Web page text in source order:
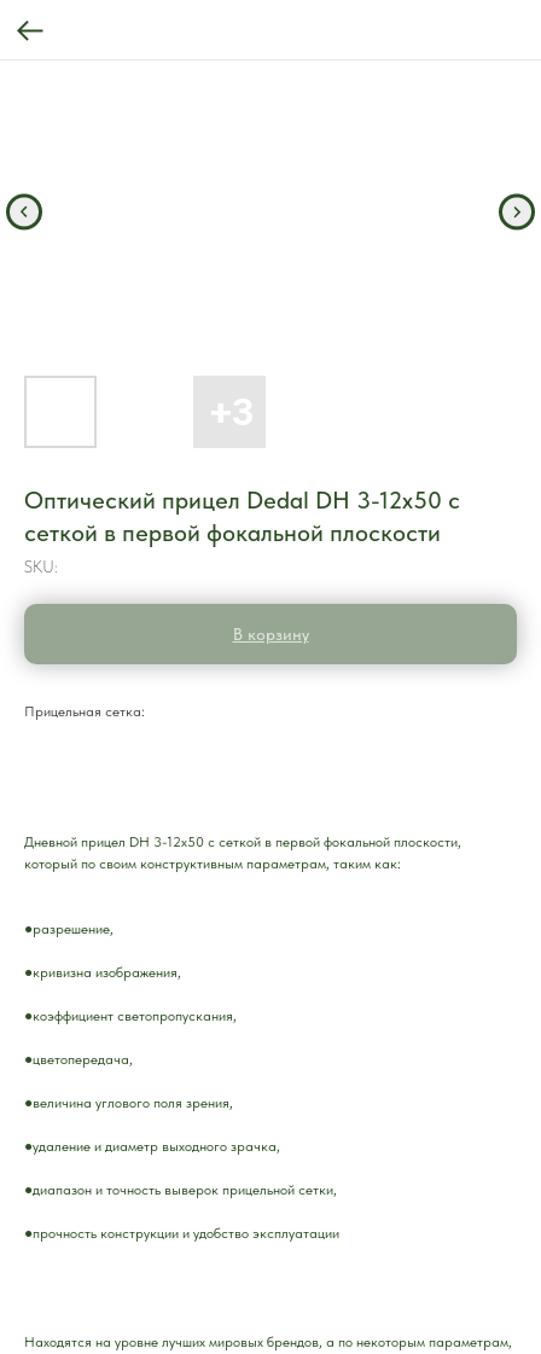
Оптический прицел Dedal DH 3-12x50 с
сеткой в первой фокальной плоскости
SKU:
В корзину
Прицельная сетка:
Дневной прицел DH 3-12x50 с сеткой в первой фокальной плоскости,
который по своим конструктивным параметрам, таким как:
●разрешение,
●кривизна изображения,
●коэффициент светопропускания,
●цветопередача,
●величина углового поля зрения,
●удаление и диаметр выходного зрачка,
●диапазон и точность выверок прицельной сетки,
●прочность конструкции и удобство эксплуатации
Находятся на уровне лучших мировых брендов, а по некоторым параметрам,